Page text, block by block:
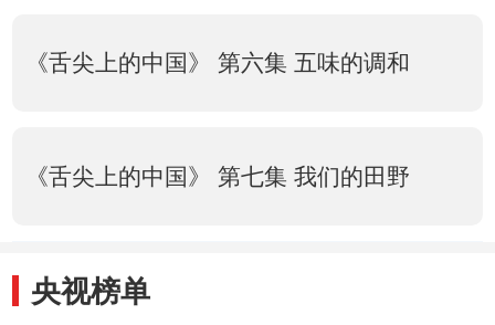
《舌尖上的中国》 第六集 五味的调和
《舌尖上的中国》 第七集 我们的田野
央视榜单